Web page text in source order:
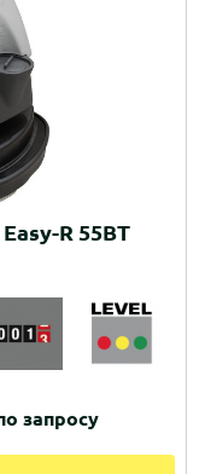
R 55BT
запросу